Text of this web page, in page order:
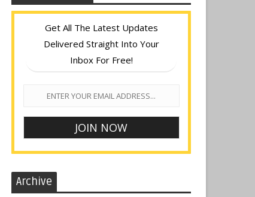
Get All The Latest Updates
Delivered Straight Into Your
Inbox For Free!
Archive